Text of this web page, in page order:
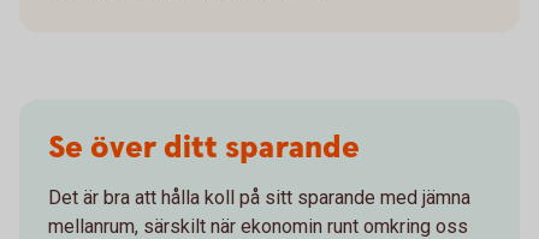
Se över ditt sparande
Det är bra att hålla koll på sitt sparande med jämna
mellanrum, särskilt när ekonomin runt omkring oss